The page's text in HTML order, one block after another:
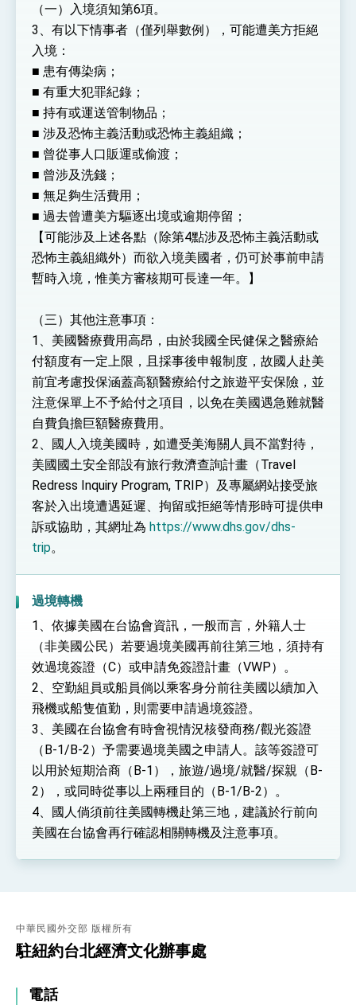
（一）入境須知第6項。
3、有以下情事者（僅列舉數例），可能遭美方拒絕
入境：
■ 患有傳染病；
■ 有重大犯罪紀錄；
■ 持有或運送管制物品；
■ 涉及恐怖主義活動或恐怖主義組織；
■ 曾從事人口販運或偷渡；
■ 曾涉及洗錢；
■ 無足夠生活費用；
■ 過去曾遭美方驅逐出境或逾期停留；
【可能涉及上述各點（除第4點涉及恐怖主義活動或
恐怖主義組織外）而欲入境美國者，仍可於事前申請
暫時入境，惟美方審核期可長達一年。】
（三）其他注意事項：
1、美國醫療費用高昂，由於我國全民健保之醫療給
付額度有一定上限，且採事後申報制度，故國人赴美
前宜考慮投保涵蓋高額醫療給付之旅遊平安保險，並
注意保單上不予給付之項目，以免在美國遇急難就醫
自費負擔巨額醫療費用。
2、國人入境美國時，如遭受美海關人員不當對待，
美國國土安全部設有旅行救濟查詢計畫（Travel
Redress Inquiry Program, TRIP）及專屬網站接受旅
客於入出境遭遇延遲、拘留或拒絕等情形時可提供申
訴或協助，其網址為 https://www.dhs.gov/dhs-
trip。
過境轉機
1、依據美國在台協會資訊，一般而言，外籍人士
（非美國公民）若要過境美國再前往第三地，須持有
效過境簽證（C）或申請免簽證計畫（VWP）。
2、空勤組員或船員倘以乘客身分前往美國以續加入
飛機或船隻值勤，則需要申請過境簽證。
3、美國在台協會有時會視情況核發商務/觀光簽證
（B-1/B-2）予需要過境美國之申請人。該等簽證可
以用於短期洽商（B-1），旅遊/過境/就醫/探親（B-
2），或同時從事以上兩種目的（B-1/B-2）。
4、國人倘須前往美國轉機赴第三地，建議於行前向
美國在台協會再行確認相關轉機及注意事項。
中華民國外交部 版權所有
駐紐約台北經濟文化辦事處
電話